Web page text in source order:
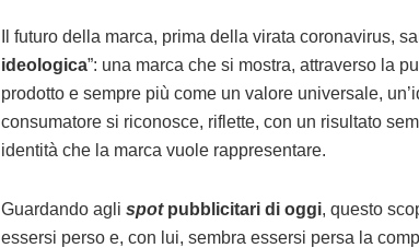
Il futuro della marca, prima della virata coronavirus,
ideologica”: una marca che si mostra, attraverso la
prodotto e sempre più come un valore universale,
consumatore si riconosce, riflette, con un risultato
identità che la marca vuole rappresentare.
Guardando agli spotpubblicitari di oggi, questo
essersi perso e, con lui, sembra essersi persa la